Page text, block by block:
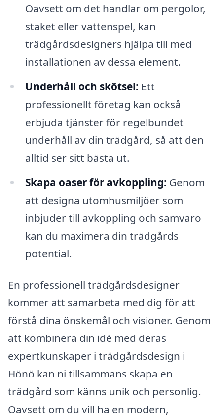
Oavsett om det handlar om pergolor,
staket eller vattenspel, kan
trädgårdsdesigners hjälpa till med
installationen av dessa element.
Underhåll och skötsel: Ett
professionellt företag kan också
erbjuda tjänster för regelbundet
underhåll av din trädgård, så att den
alltid ser sitt bästa ut.
Skapa oaser för avkoppling: Genom
att designa utomhusmiljöer som
inbjuder till avkoppling och samvaro
kan du maximera din trädgårds
potential.
En professionell trädgårdsdesigner
kommer att samarbeta med dig för att
förstå dina önskemål och visioner. Genom
att kombinera din idé med deras
expertkunskaper i trädgårdsdesign i
Hönö kan ni tillsammans skapa en
trädgård som känns unik och personlig.
Oavsett om du vill ha en modern,